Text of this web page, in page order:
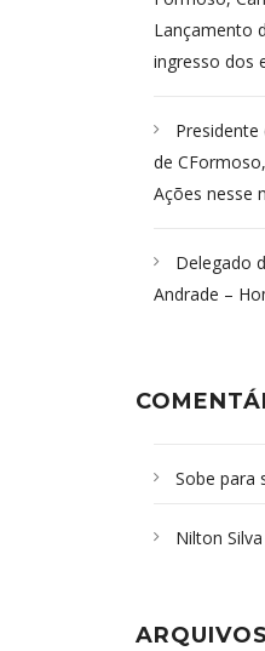
Lançamento
ingresso dos
Presidente
de
Ações nesse
Delegado
Andrade –
Sobe para
sepultados em
Nilton Silva
ARQUIVOS